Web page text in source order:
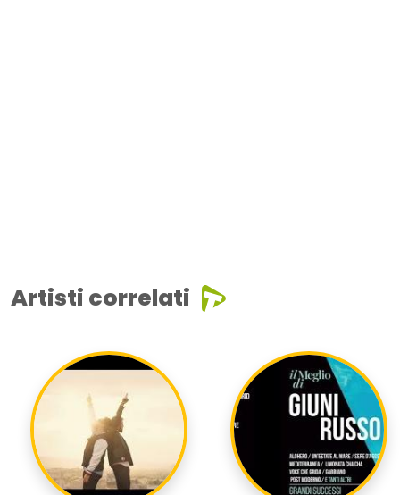
Artisti correlati